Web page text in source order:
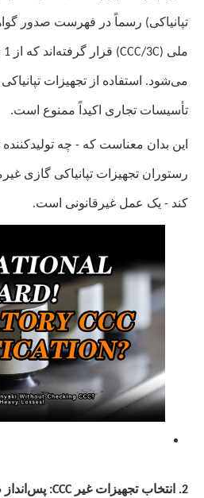
تپانیاکی) رسماً در فهرست صدور
تأسیسات تجاری اکیداً ممنوع است.
این بدان معناست که - چه
رستوران تجهیزات تپانیاکی گازی
کند - یک عمل غیرقانونی است.
2. انتخاب تجهیزات غیر CCC: پس‌انداز ظاهری، خطرات پنهان!